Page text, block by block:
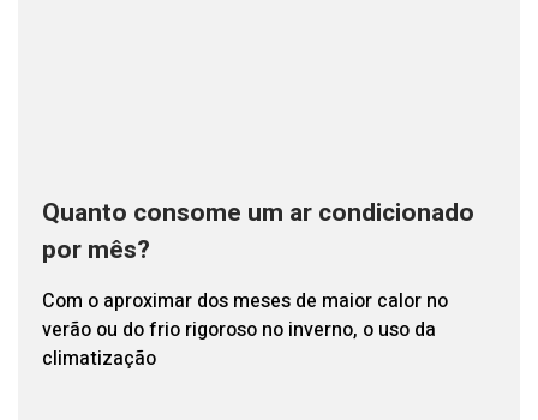
Quanto consome um ar condicionado
por mês?
Com o aproximar dos meses de maior calor no
verão ou do frio rigoroso no inverno, o uso da
climatização